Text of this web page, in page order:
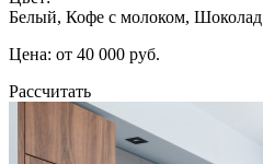
Белый, Кофе с молоком, Шоколад
Цена: от 40 000 руб.
Рассчитать